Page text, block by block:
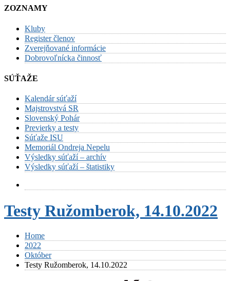
ZOZNAMY
Kluby
Register členov
Zverejňované informácie
Dobrovoľnícka činnosť
SÚŤAŽE
Kalendár súťaží
Majstrovstvá SR
Slovenský Pohár
Previerky a testy
Súťaže ISU
Memoriál Ondreja Nepelu
Výsledky súťaží – archív
Výsledky súťaží – štatistiky
Testy Ružomberok, 14.10.2022
Home
2022
Október
Testy Ružomberok, 14.10.2022